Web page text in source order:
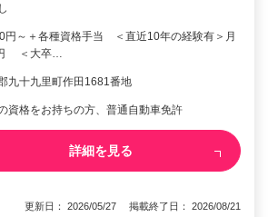
円～＋各種資格手当 ＜直近10年の経験有＞月
＜大卒…
九十九里町作田1681番地
資格をお持ちの方、普通自動車免許
詳細を見る
更新日： 2026/05/27 掲載終了日： 2026/08/21